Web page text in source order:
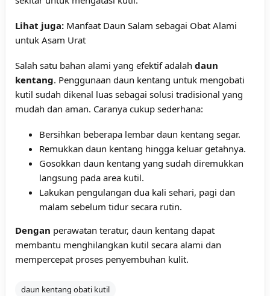
Lihat juga: Manfaat Daun Salam sebagai Obat Alami
untuk Asam Urat
Salah satu bahan alami yang efektif adalah daun
kentang. Penggunaan daun kentang untuk mengobati
kutil sudah dikenal luas sebagai solusi tradisional yang
mudah dan aman. Caranya cukup sederhana:
Bersihkan beberapa lembar daun kentang segar.
Remukkan daun kentang hingga keluar getahnya.
Gosokkan daun kentang yang sudah diremukkan
langsung pada area kutil.
Lakukan pengulangan dua kali sehari, pagi dan
malam sebelum tidur secara rutin.
Dengan perawatan teratur, daun kentang dapat
membantu menghilangkan kutil secara alami dan
mempercepat proses penyembuhan kulit.
daun kentang obati kutil